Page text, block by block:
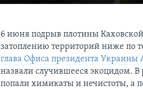
6 июня подрыв плотины
затоплению территорий ниже по
глава Офиса президента
назвали случившееся экоцидом.
попали химикаты и нечистоты, а